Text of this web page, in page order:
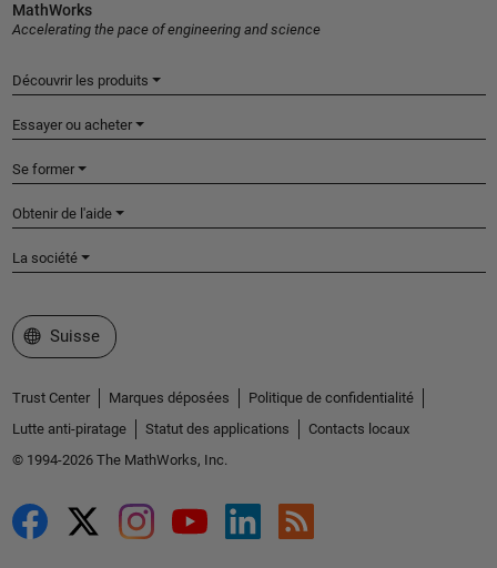
MathWorks
Accelerating the pace of engineering and science
Découvrir les produits
Essayer ou acheter
Se former
Obtenir de l'aide
La société
Sélectionner un site web
Suisse
Trust Center Marques déposées
Politique de confidentialité
Lutte anti-piratage
Statut des applications
Contacts locaux
© 1994-2026 The MathWorks, Inc.